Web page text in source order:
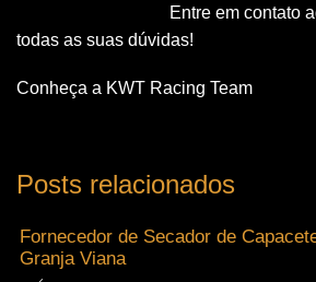
Entre em contato
todas as suas dúvidas!
Conheça a KWT Racing Team
Posts relacionados
Fornecedor de Secador de
Granja Viana